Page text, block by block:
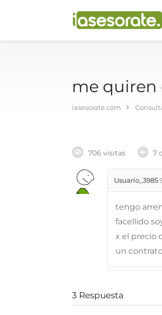
me quiren
iasesorate.com
706 visitas 7
Usuario_3985
tengo
facellido
x el precio
un
3 Respuesta